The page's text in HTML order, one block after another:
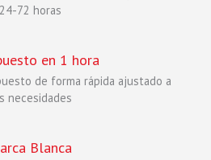
24-72 horas
en 1 hora
de forma rápida ajustado a
necesidades
Blanca